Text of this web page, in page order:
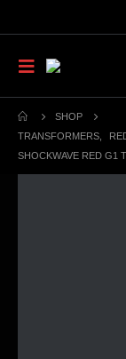
SHOP
TRANSFORMERS
SHOCKWAVE RED G1